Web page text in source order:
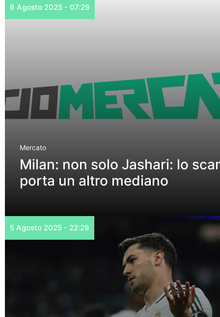
6 Agosto 2025 - 07:29
Mercato
Milan: non solo Jashari: lo
porta un altro mediano
5 Agosto 2025 - 22:29